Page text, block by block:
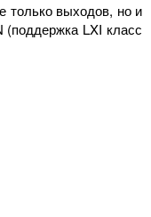
только выходов, но и
(поддержка LXI класс